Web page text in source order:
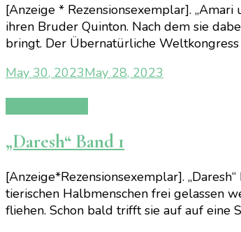
[Anzeige * Rezensionsexemplar].
ihren Bruder Quinton. Nach dem sie
bringt. Der Übernatürliche
May 30, 2023May 28, 2023
„Daresh“ Band 1
[Anzeige*Rezensionsexemplar].
tierischen Halbmenschen frei gelassen
fliehen. Schon bald trifft sie auf auf eine